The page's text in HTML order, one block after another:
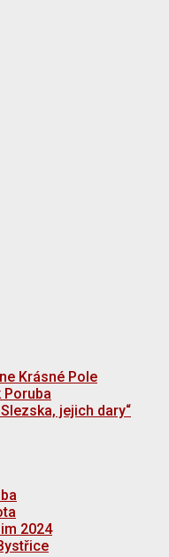
Krásné Pole
Poruba
jejich dary“
2024